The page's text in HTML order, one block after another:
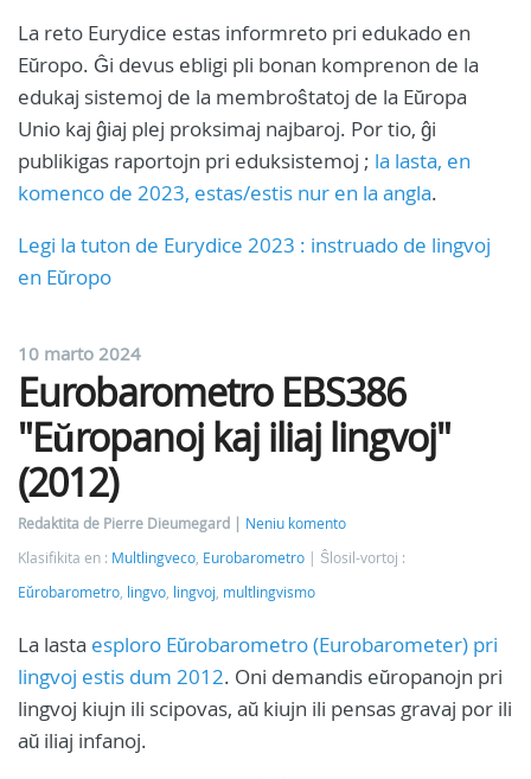
La reto Eurydice estas informreto pri edukado en
Eŭropo. Ĝi devus ebligi pli bonan komprenon de la
edukaj sistemoj de la membroŝtatoj de la Eŭropa
Unio kaj ĝiaj plej proksimaj najbaroj. Por tio, ĝi
publikigas raportojn pri eduksistemoj ; la lasta, en
komenco de 2023, estas/estis nur en la angla.
Legi la tuton de Eurydice 2023 : instruado de lingvoj
en Eŭropo
10 marto 2024
Eurobarometro EBS386
"Eŭropanoj kaj iliaj lingvoj"
(2012)
Redaktita de Pierre Dieumegard
Neniu komento
Klasifikita en : Multlingveco, Eurobarometro
Ŝlosil-vortoj :
Eŭrobarometro, lingvo, lingvoj, multlingvismo
La lasta esploro Eŭrobarometro (Eurobarometer) pri
lingvoj estis dum 2012. Oni demandis eŭropanojn pri
lingvoj kiujn ili scipovas, aŭ kiujn ili pensas gravaj por ili
aŭ iliaj infanoj.